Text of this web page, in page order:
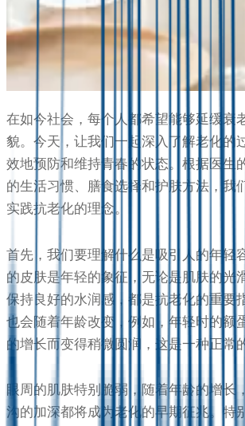
在如今社会，每个人都希望能够延缓衰
貌。今天，让我们一起深入了解老化的
效地预防和维持青春的状态。根据医生
的生活习惯、膳食选择和护肤方法，我
实践抗老化的理念。
首先，我们要理解什么是吸引人的年轻
的皮肤是年轻的象征，无论是肌肤的光
保持良好的水润感，都是抗老化的重要
也会随着年龄改变，例如，年轻时的额
的增长而变得稍微圆润，这是一种正常
眼周的肌肤特别脆弱，随着年龄的增长
沟的加深都将成为老化的早期征兆。特